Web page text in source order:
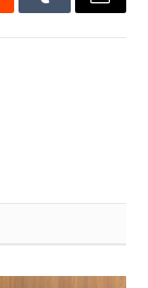
TumblrEmail